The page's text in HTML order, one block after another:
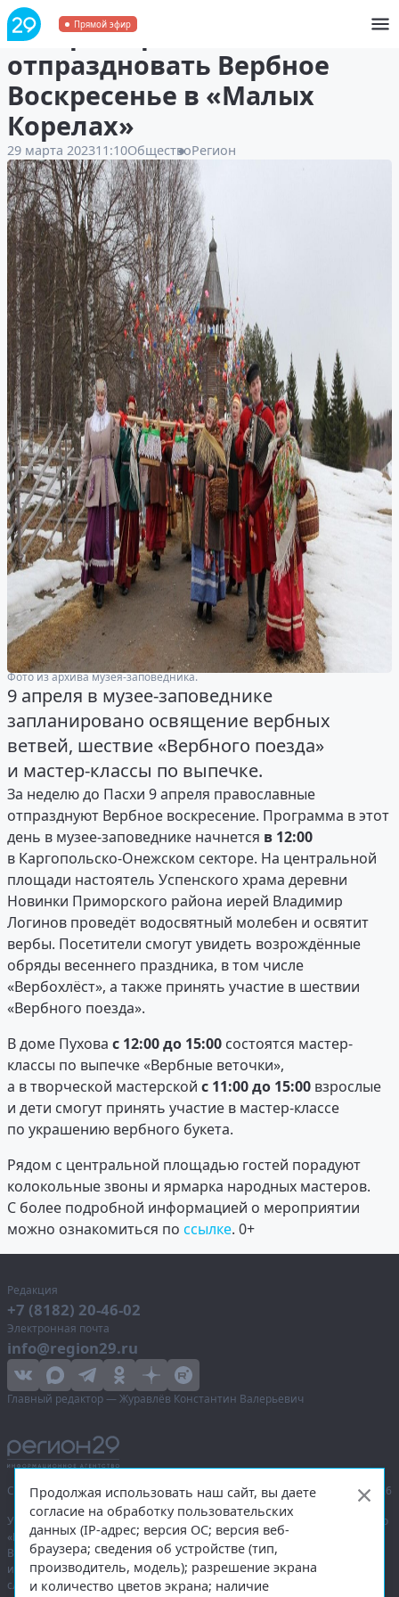
Прямой эфир
Северян приглашают
отпраздновать Вербное
Воскресенье в «Малых
Корелах»
29 марта 202311:10ОбществоРегион
Фото из архива музея-заповедника.
9 апреля в музее-заповеднике
запланировано освящение вербных
ветвей, шествие «Вербного поезда»
и мастер-классы по выпечке.
За неделю до Пасхи 9 апреля православные
отпразднуют Вербное воскресение. Программа в этот
день в музее-заповеднике начнется в 12:00
в Каргопольско-Онежском секторе. На центральной
площади настоятель Успенского храма деревни
Новинки Приморского района иерей Владимир
Логинов проведёт водосвятный молебен и освятит
вербы. Посетители смогут увидеть возрождённые
обряды весеннего праздника, в том числе
«Вербохлёст», а также принять участие в шествии
«Вербного поезда».
В доме Пухова с 12:00 до 15:00 состоятся мастер-
классы по выпечке «Вербные веточки»,
а в творческой мастерской с 11:00 до 15:00 взрослые
и дети смогут принять участие в мастер-классе
по украшению вербного букета.
Рядом с центральной площадью гостей порадуют
колокольные звоны и ярмарка народных мастеров.
С более подробной информацией о мероприятии
можно ознакомиться по ссылке. 0+
Редакция
+7 (8182) 20-46-02
Электронная почта
info@region29.ru
Главный редактор — Журавлёв Константин Валерьевич
Сетевое издание «Информационное агентство Регион 29»,
© 2016–2026
Учредитель — общество с ограниченной ответственностью «Агентство
«Правда Севера».
Выписка из реестра зарегистрированных средств массовой
информации:ЭЛ № ФС 77-74226от 09.11.2018 выдано Федеральной
службой по надзору в сфере связи, информационных технологий
Продолжая использовать наш сайт, вы даете
согласие на обработку пользовательских
данных (IP-адрес; версия ОС; версия веб-
браузера; сведения об устройстве (тип,
производитель, модель); разрешение экрана
и количество цветов экрана; наличие